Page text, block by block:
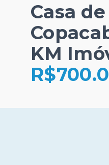
Casa
KM